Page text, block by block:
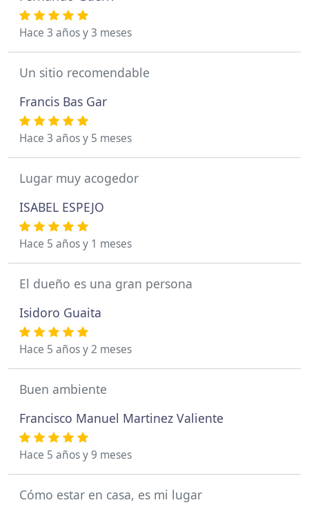
Hace 3 años y 3 meses
Un sitio recomendable
Francis Bas Gar
Hace 3 años y 5 meses
Lugar muy acogedor
ISABEL ESPEJO
Hace 5 años y 1 meses
El dueño es una gran persona
Isidoro Guaita
Hace 5 años y 2 meses
Buen ambiente
Francisco Manuel Martinez Valiente
Hace 5 años y 9 meses
Cómo estar en casa, es mi lugar